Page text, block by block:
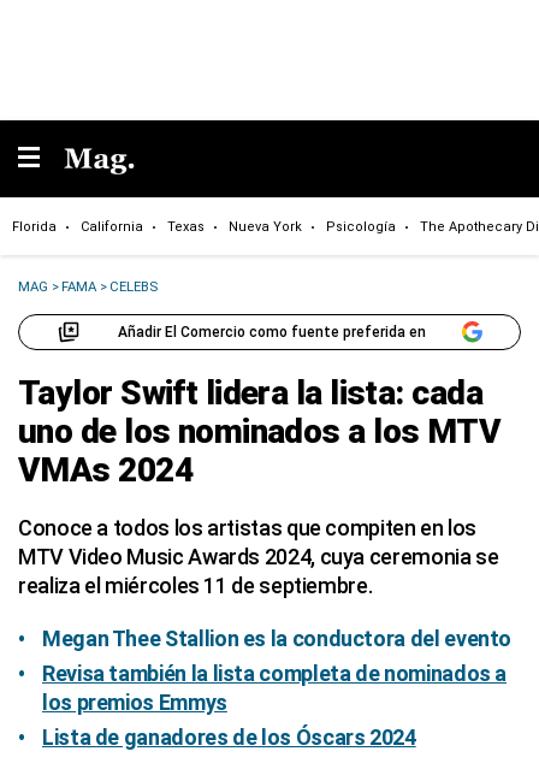
Florida California Texas Nueva York Psicología The Apothecary
MAG >FAMA > CELEBS
Añadir El Comercio como fuente preferida en
Taylor Swift lidera la lista: cada
uno de los nominados a los MTV
VMAs 2024
Conoce a todos los artistas que compiten en los
MTV Video Music Awards 2024, cuya ceremonia se
realiza el miércoles 11 de septiembre.
Megan Thee Stallion es la conductora del evento
Revisa también la lista completa de nominados a
los premios Emmys
Lista de ganadores de los Óscars 2024